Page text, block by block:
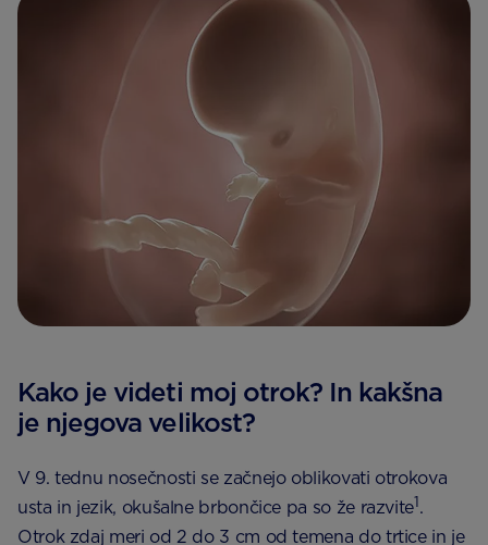
Kako je videti moj otrok? In kakšna
je njegova velikost?
V 9. tednu nosečnosti se začnejo oblikovati otrokova
usta in jezik, okušalne brbončice pa so že razvite1.
Otrok zdaj meri od 2 do 3 cm od temena do trtice in je